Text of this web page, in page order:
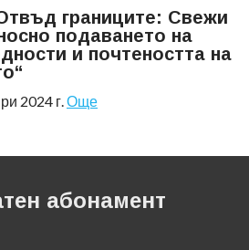
границите: Свежи
подаването на
и почтеността на
2024 г.Още
абонамент